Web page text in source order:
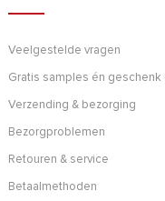
Veelgestelde vragen
Gratis samples én geschenk
Verzending & bezorging
Bezorgproblemen
Retouren & service
Betaalmethoden